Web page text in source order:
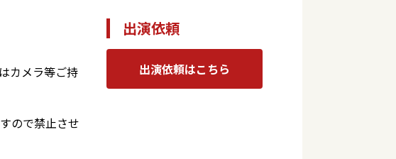
カメラ等ご持
ので禁止させ
出演依頼
出演依頼はこちら